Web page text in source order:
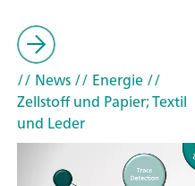
// News// Energie//
Zellstoff und Papier; Textil
und Leder